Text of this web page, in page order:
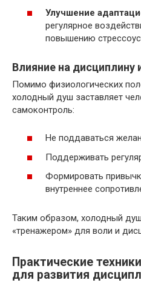
Улучшение
регулярное
повышению
Влияние на дисциплину
Помимо физиологических
холодный душ заставляет
самоконтроль:
Не поддаваться
Поддерживать
Формировать
внутреннее
Таким образом, холодный
«тренажером» для воли и
Практические
для развития